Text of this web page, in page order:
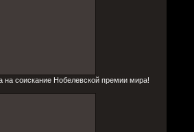
на соискание Нобелевской премии мира!